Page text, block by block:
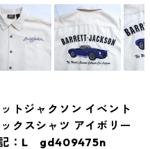
ジャクソン イベント
クスシャツ アイボリー
記：L gd409475n